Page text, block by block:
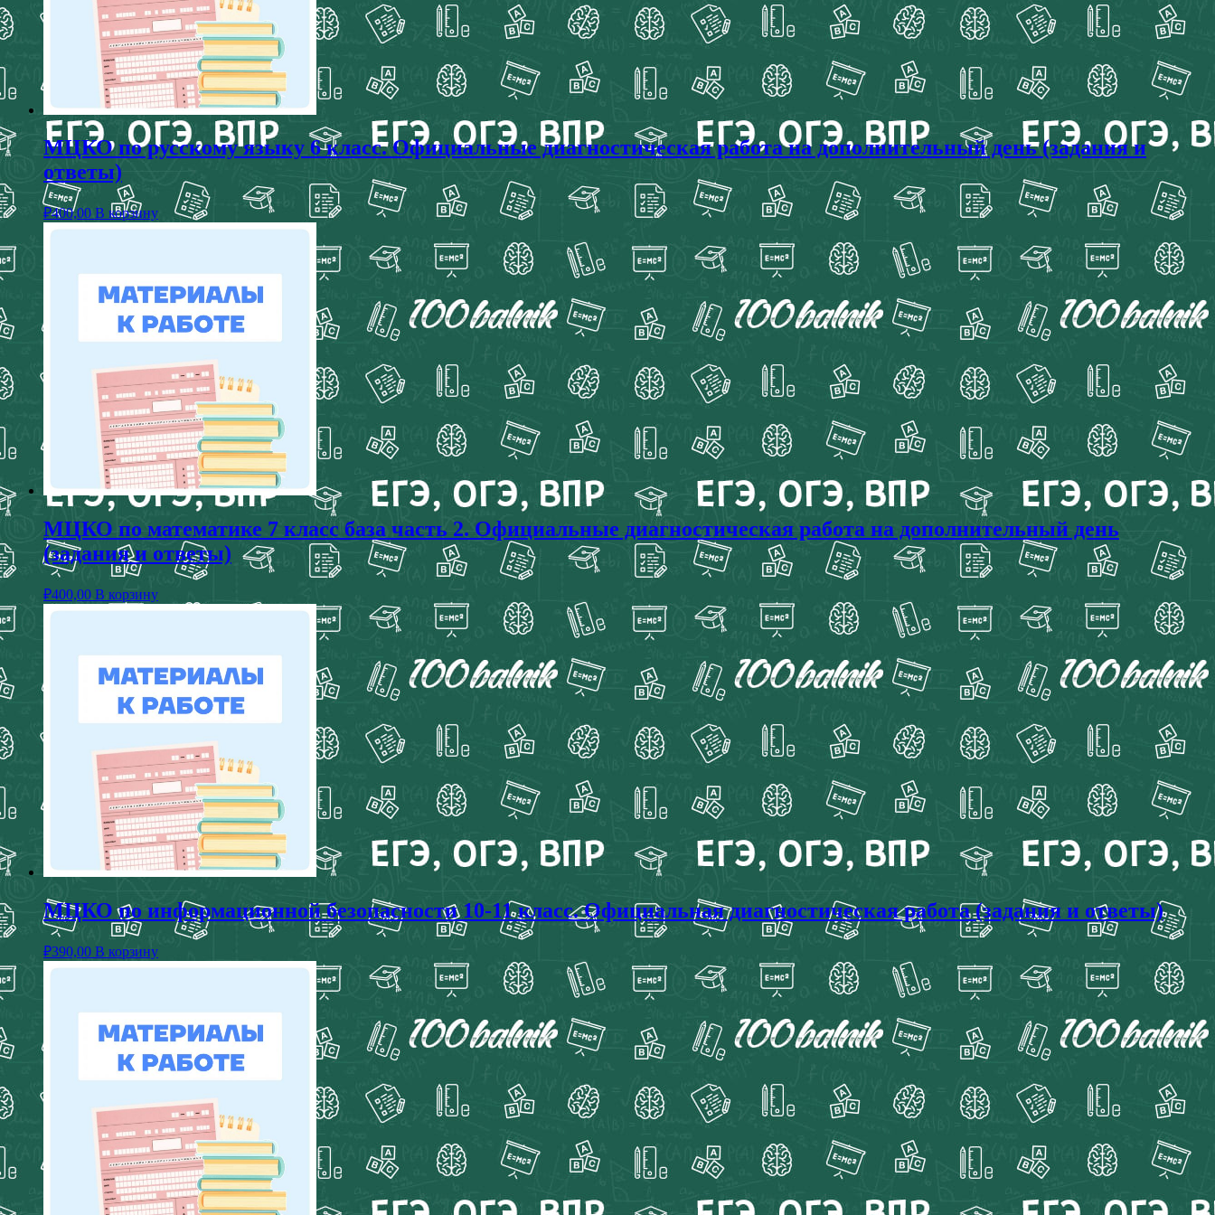
МЦКО по русскому языку 6 класс. Официальные диагностическая работа на дополнительный день (задания и
ответы)
₽400,00 В корзину
МЦКО по математике 7 класс база часть 2. Официальные диагностическая работа на дополнительный день
(задания и ответы)
₽400,00 В корзину
МЦКО по информационной безопасности 10-11 класс. Официальная диагностическая работа (задания и ответы)
₽390,00 В корзину